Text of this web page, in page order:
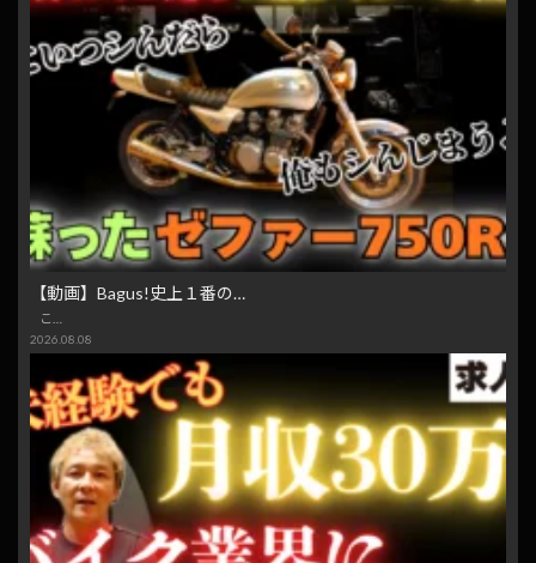
【動画】Bagus!史上１番の…
こ…
2026.08.08